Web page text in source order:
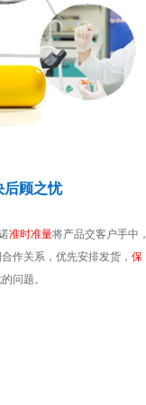
后顾之忧
准时准量将产品交客户手中，
作关系，优先安排发货， 保
问题。